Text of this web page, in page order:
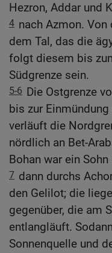
Hezron, Addar und
4 nach Azmon.
dem Tal, das die
folgt diesem bis
Südgrenze sein.
5-6 Die Ostgrenze
bis zur
verläuft die
nördlich an Bet-
Bohan war ein Sohn
7 dann durchs
den Gelilot; die
gegenüber, die am
entlangläuft.
Sonnenquelle und